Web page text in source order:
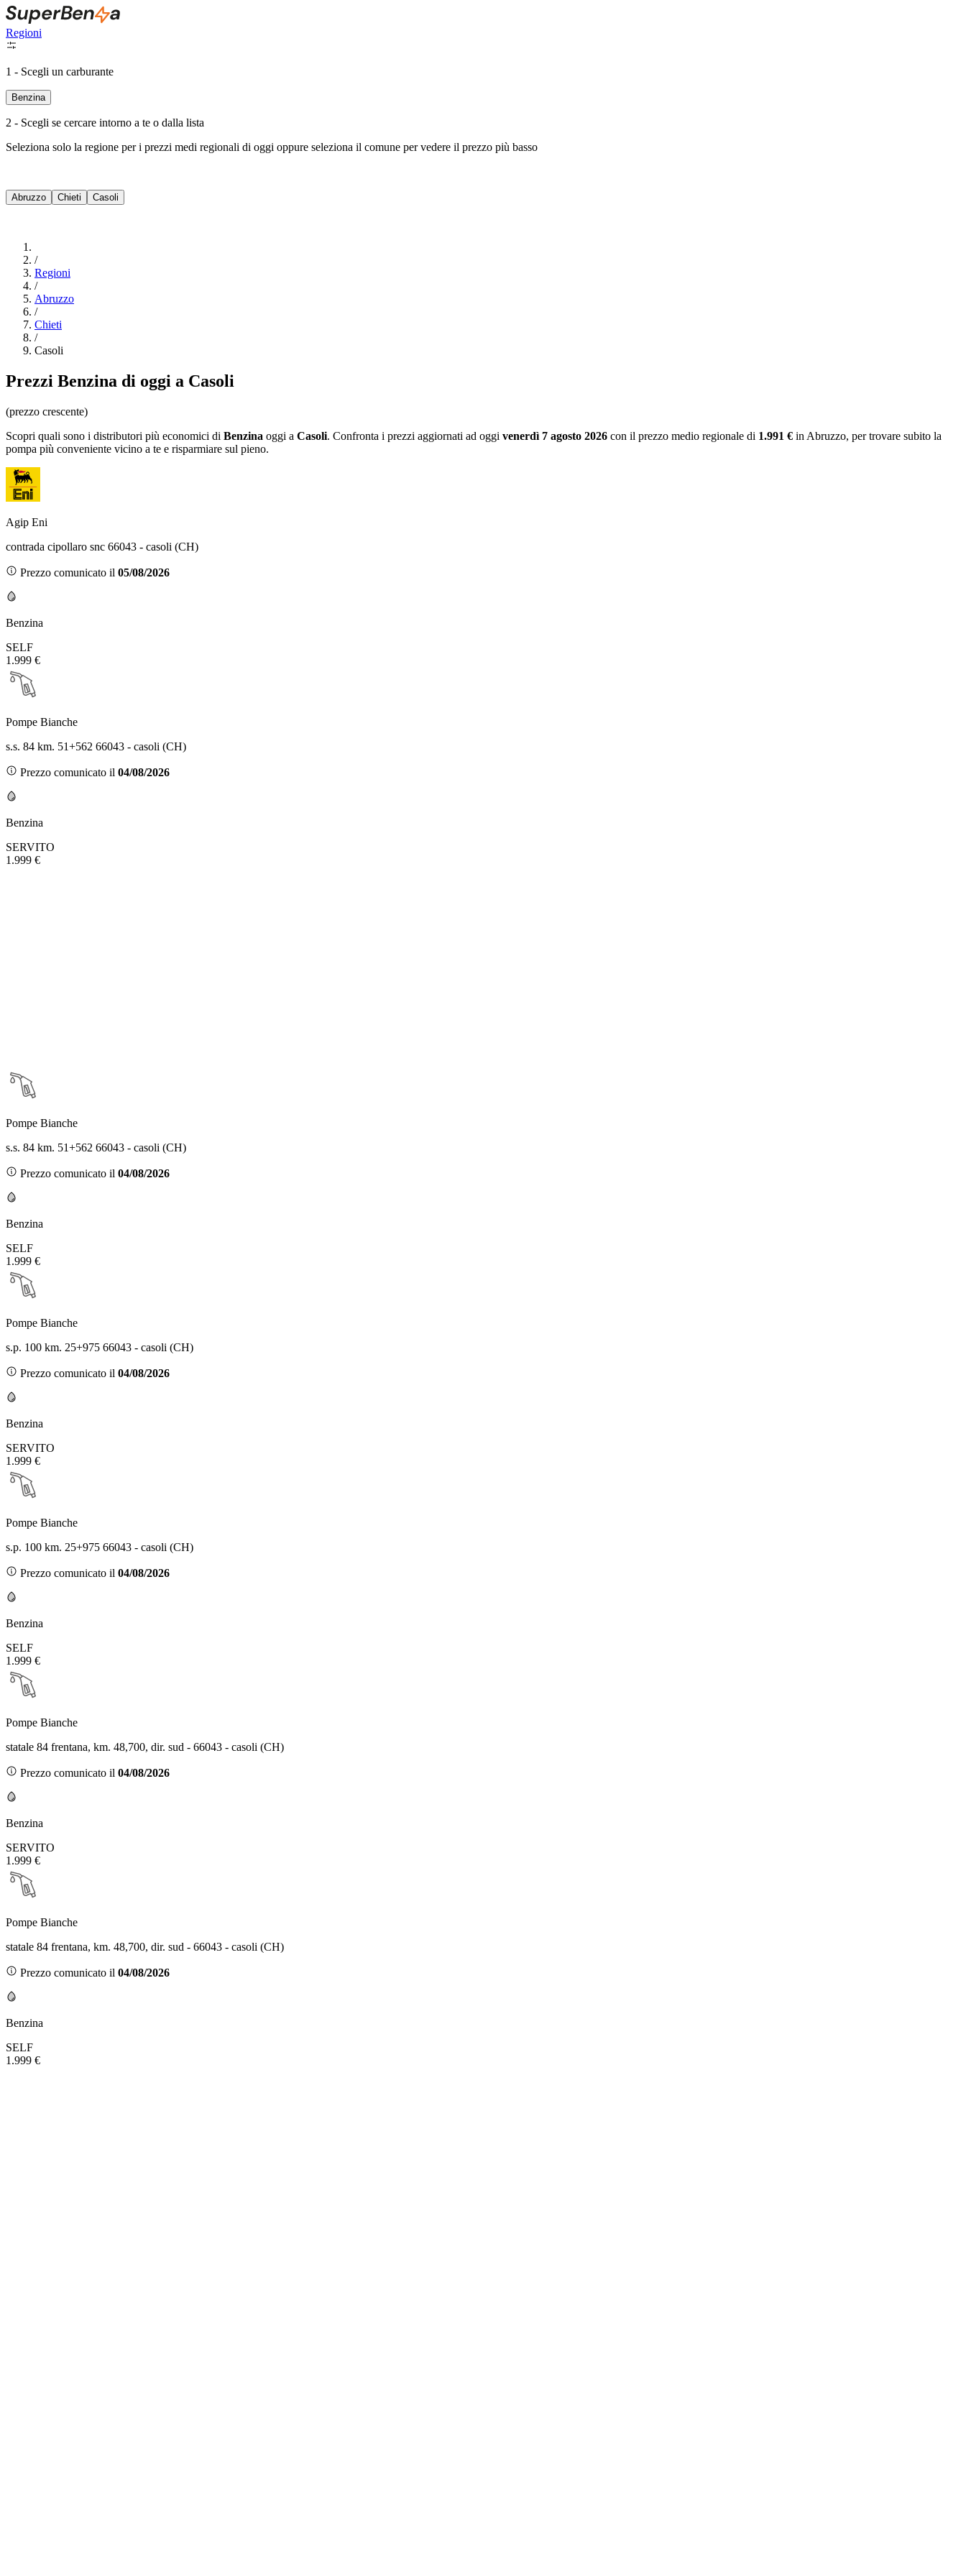
Regioni
1 - Scegli un carburante
Benzina
2 - Scegli se cercare intorno a te o dalla lista
Seleziona solo la regione per i prezzi medi regionali di oggi oppure seleziona il comune per vedere il prezzo più basso
Abruzzo Chieti Casoli
/
Regioni
/
Abruzzo
/
Chieti
/
Casoli
Prezzi Benzina di oggi a Casoli
(prezzo crescente)
Scopri quali sono i distributori più economici di Benzina oggi a Casoli. Confronta i prezzi aggiornati ad oggi venerdì 7 agosto 2026 con il prezzo medio regionale di 1.991 € in Abruzzo, per trovare subito la
pompa più conveniente vicino a te e risparmiare sul pieno.
Agip Eni
contrada cipollaro snc 66043 - casoli (CH)
Prezzo comunicato il 05/08/2026
Benzina
SELF
1.999 €
Pompe Bianche
s.s. 84 km. 51+562 66043 - casoli (CH)
Prezzo comunicato il 04/08/2026
Benzina
SERVITO
1.999 €
Pompe Bianche
s.s. 84 km. 51+562 66043 - casoli (CH)
Prezzo comunicato il 04/08/2026
Benzina
SELF
1.999 €
Pompe Bianche
s.p. 100 km. 25+975 66043 - casoli (CH)
Prezzo comunicato il 04/08/2026
Benzina
SERVITO
1.999 €
Pompe Bianche
s.p. 100 km. 25+975 66043 - casoli (CH)
Prezzo comunicato il 04/08/2026
Benzina
SELF
1.999 €
Pompe Bianche
statale 84 frentana, km. 48,700, dir. sud - 66043 - casoli (CH)
Prezzo comunicato il 04/08/2026
Benzina
SERVITO
1.999 €
Pompe Bianche
statale 84 frentana, km. 48,700, dir. sud - 66043 - casoli (CH)
Prezzo comunicato il 04/08/2026
Benzina
SELF
1.999 €